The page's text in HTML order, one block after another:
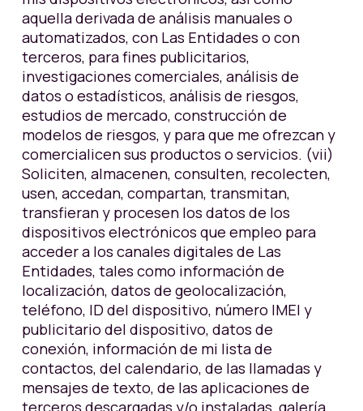
aquella derivada de análisis manuales o
automatizados, con Las Entidades o con
terceros, para fines publicitarios,
investigaciones comerciales, análisis de
datos o estadísticos, análisis de riesgos,
estudios de mercado, construcción de
modelos de riesgos, y para que me ofrezcan y
comercialicen sus productos o servicios. (vii)
Soliciten, almacenen, consulten, recolecten,
usen, accedan, compartan, transmitan,
transfieran y procesen los datos de los
dispositivos electrónicos que empleo para
acceder a los canales digitales de Las
Entidades, tales como información de
localización, datos de geolocalización,
teléfono, ID del dispositivo, número IMEI y
publicitario del dispositivo, datos de
conexión, información de mi lista de
contactos, del calendario, de las llamadas y
mensajes de texto, de las aplicaciones de
terceros descargadas y/o instaladas, galería